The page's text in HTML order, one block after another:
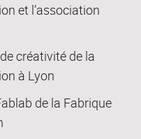
et l’association
créativité de la
à Lyon
de la Fabrique